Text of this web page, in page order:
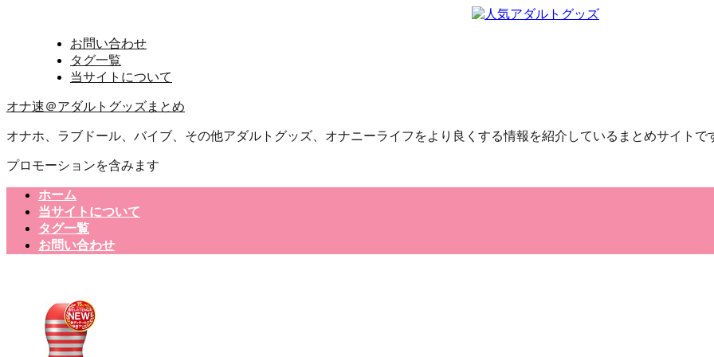
お問い合わせ
タグ一覧
当サイトについて
オナ速＠アダルトグッズまとめ
オナホ、ラブドール、バイブ、その他アダルトグッズ、オナニーライフをより良くする情報を紹介しているまとめサイトで
プロモーションを含みます
ホーム
当サイトについて
タグ一覧
お問い合わせ